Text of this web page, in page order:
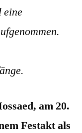
eine
am 20.
Festakt als